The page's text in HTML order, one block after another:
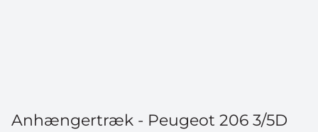
Anhængertræk - Peugeot 206 3/5D